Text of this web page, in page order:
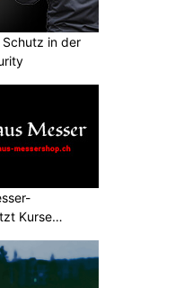
in der
Kurse